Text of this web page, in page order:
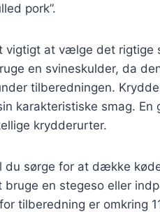
pork”.
vigtigt at vælge det rigtige
en svineskulder, da
tilberedningen.
karakteristiske smag.
krydderurter.
du sørge for at dække
en stegeso eller
tilberedning er omkring